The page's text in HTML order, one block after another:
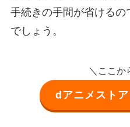
手続きの手間が省けるの
でしょう。
＼ここか
dアニメストア